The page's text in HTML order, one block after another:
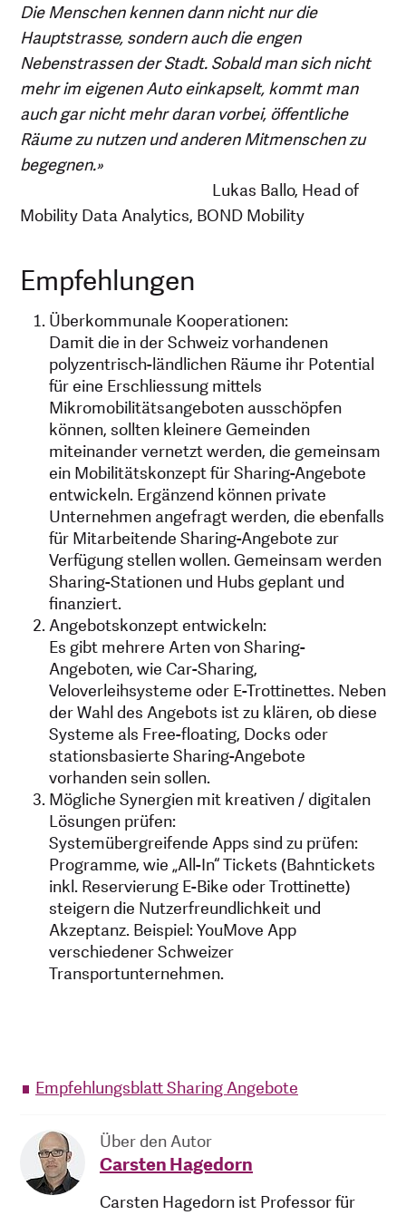
Die Menschen kennen dann nicht nur die
Hauptstrasse, sondern auch die engen
Nebenstrassen der Stadt. Sobald man sich nicht
mehr im eigenen Auto einkapselt, kommt man
auch gar nicht mehr daran vorbei, öffentliche
Räume zu nutzen und anderen Mitmenschen zu
begegnen.»
Lukas Ballo, Head of
Mobility Data Analytics, BOND Mobility
Empfehlungen
Überkommunale Kooperationen:
Damit die in der Schweiz vorhandenen
polyzentrisch-ländlichen Räume ihr Potential
für eine Erschliessung mittels
Mikromobilitätsangeboten ausschöpfen
können, sollten kleinere Gemeinden
miteinander vernetzt werden, die gemeinsam
ein Mobilitätskonzept für Sharing-Angebote
entwickeln. Ergänzend können private
Unternehmen angefragt werden, die ebenfalls
für Mitarbeitende Sharing-Angebote zur
Verfügung stellen wollen. Gemeinsam werden
Sharing-Stationen und Hubs geplant und
finanziert.
Angebotskonzept entwickeln:
Es gibt mehrere Arten von Sharing-
Angeboten, wie Car-Sharing,
Veloverleihsysteme oder E-Trottinettes. Neben
der Wahl des Angebots ist zu klären, ob diese
Systeme als Free-floating, Docks oder
stationsbasierte Sharing-Angebote
vorhanden sein sollen.
Mögliche Synergien mit kreativen / digitalen
Lösungen prüfen:
Systemübergreifende Apps sind zu prüfen:
Programme, wie „All-In“ Tickets (Bahntickets
inkl. Reservierung E-Bike oder Trottinette)
steigern die Nutzerfreundlichkeit und
Akzeptanz. Beispiel: YouMove App
verschiedener Schweizer
Transportunternehmen.
Empfehlungsblatt Sharing Angebote
Über den Autor
Carsten Hagedorn
Carsten Hagedorn ist Professor für